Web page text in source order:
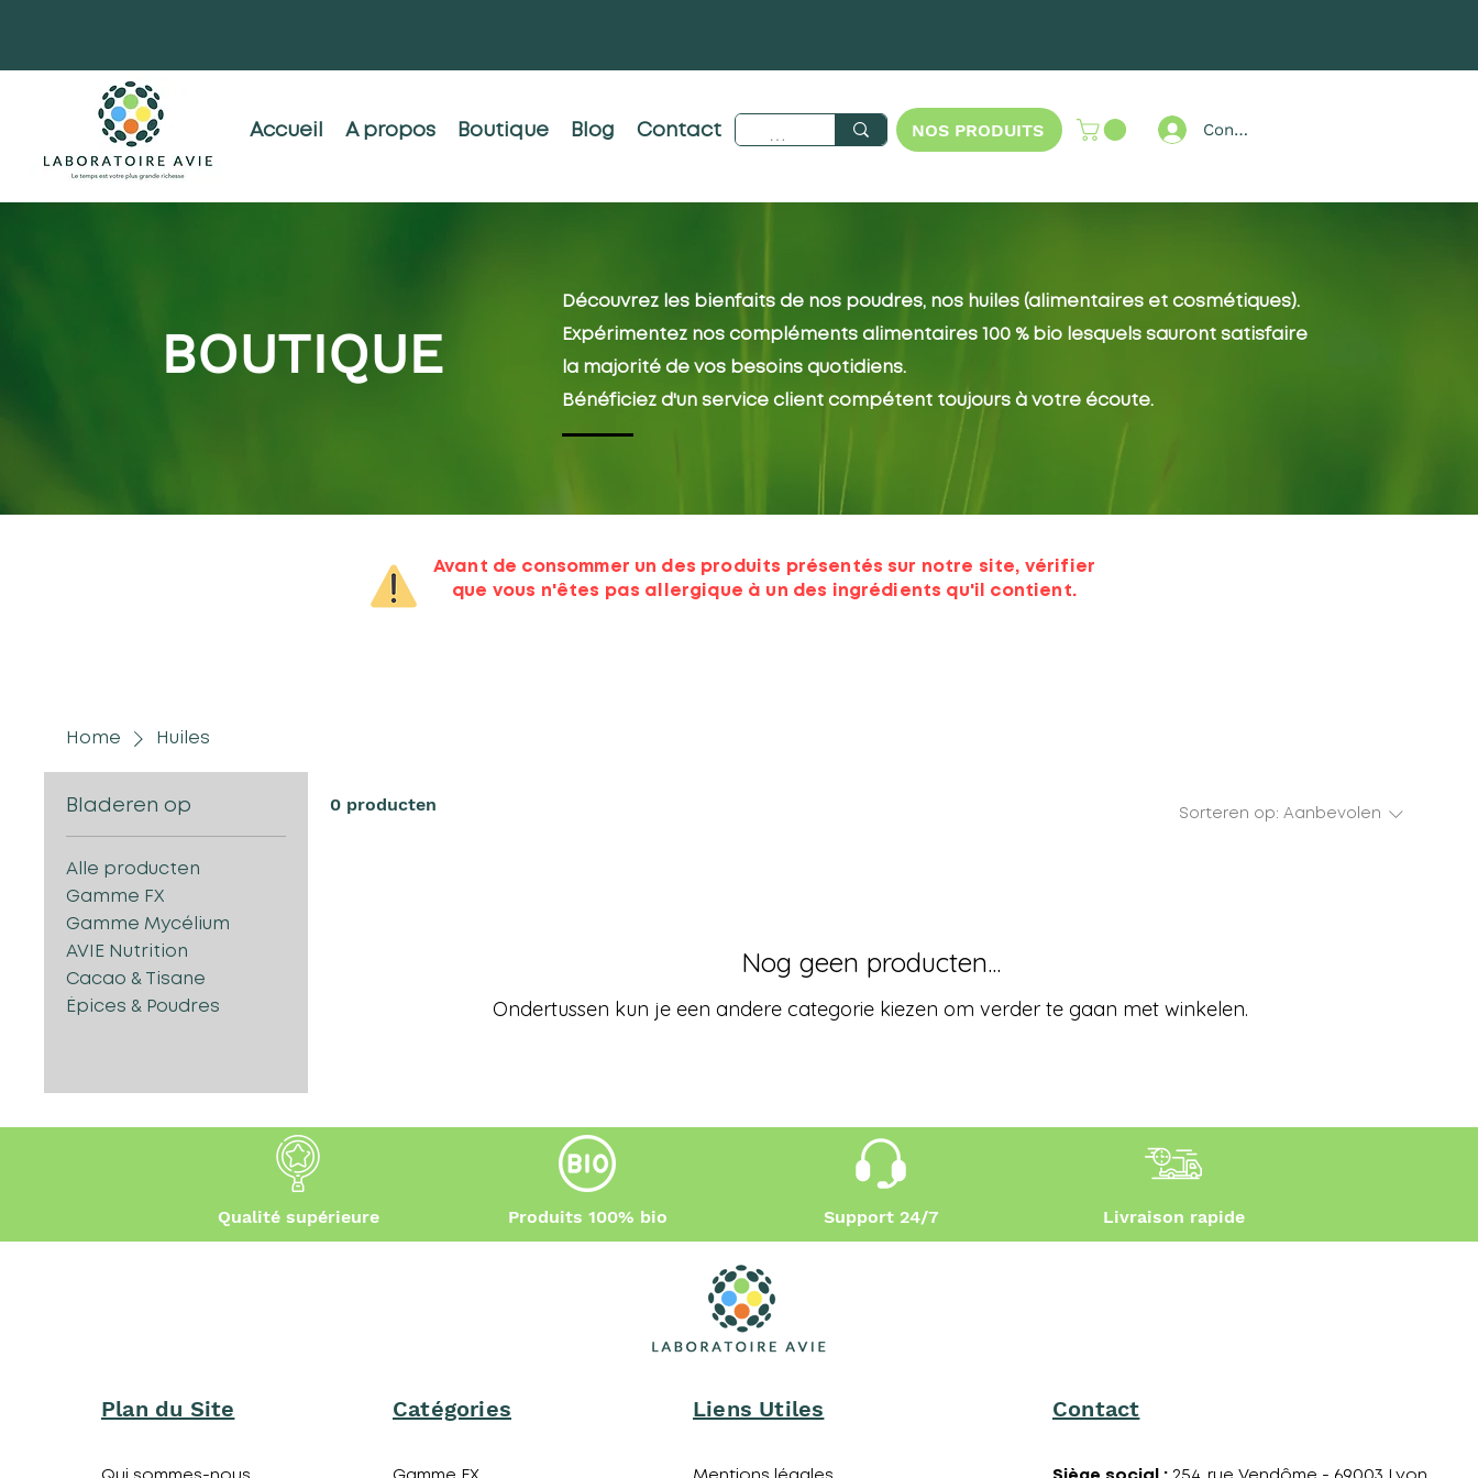
Accueil A propos Boutique Blog Contact NOS PRODUITS Connexion
BOUTIQUE
Découvrez les bienfaits de nos poudres, nos huiles (alimentaires et cosmétiques).
Expérimentez nos compléments alimentaires 100 % bio lesquels sauront satisfaire
la majorité de vos besoins quotidiens.
Bénéficiez d'un service client compétent toujours à votre écoute.
Avant de consommer un des produits présentés sur notre site, vérifier
que vous n'êtes pas allergique à un des ingrédients qu'il contient.
Home Huiles
Bladeren op
Alle producten
Gamme FX
Gamme Mycélium
AVIE Nutrition
Cacao & Tisane
Épices & Poudres
0 producten Sorteren op: Aanbevolen
Nog geen producten...
Ondertussen kun je een andere categorie kiezen om verder te gaan met winkelen.
Qualité supérieure Produits 100% bio Support 24/7 Livraison rapide
Plan du Site Catégories Liens Utiles Contact